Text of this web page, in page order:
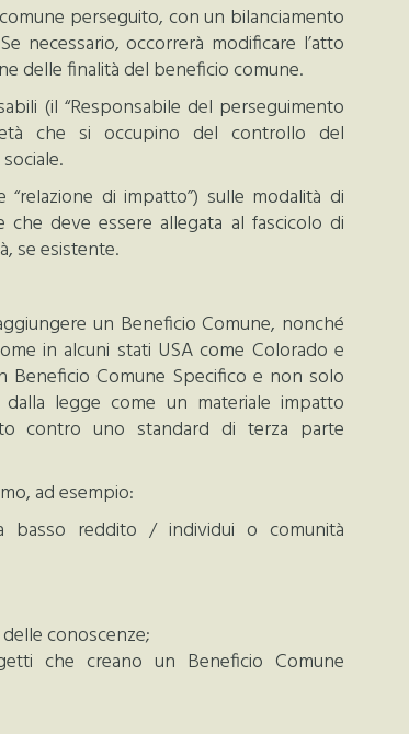
perseguito, con un bilanciamento
necessario, occorrerà modificare l’atto
delle finalità del beneficio comune.
(il “Responsabile del perseguimento
che si occupino del controllo del
di impatto”) sulle modalità di
deve essere allegata al fascicolo di
se esistente.
un Beneficio Comune, nonché
in alcuni stati USA come Colorado e
Comune Specifico e non solo
legge come un materiale impatto
contro uno standard di terza parte
ad esempio:
reddito / individui o comunità
conoscenze;
che creano un Beneficio Comune